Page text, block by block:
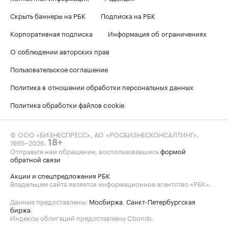
Скрыть баннеры на РБК
Подписка на РБК
Корпоративная подписка
Информация об ограничениях
О соблюдении авторских прав
Пользовательское соглашение
Политика в отношении обработки персональных данных
Политика обработки файлов cookie
© ООО «БИЗНЕСПРЕСС», АО «РОСБИЗНЕСКОНСАЛТИНГ»,
1995–2026 18+
Отправьте нам обращение, воспользовавшисьформой
обратной связи
Акции и спецпредложения РБК
Владельцем сайта является информационное агентство «РБК».
Данные предоставлены: Мосбиржа Санкт-Петербургская
биржа
Индексы облигаций предоставлены Cbonds.